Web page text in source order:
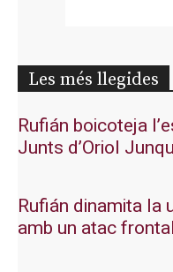
Les més llegides
Rufián boicoteja
Junts d’Oriol
Rufián dinamita la
amb un atac